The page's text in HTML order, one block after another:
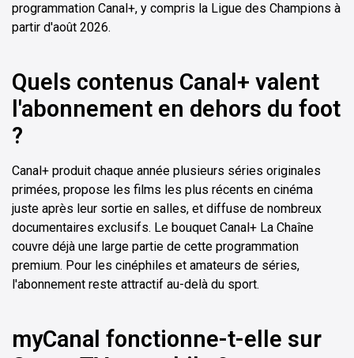
programmation Canal+, y compris la Ligue des Champions à
partir d'août 2026.
Quels contenus Canal+ valent
l'abonnement en dehors du foot
?
Canal+ produit chaque année plusieurs séries originales
primées, propose les films les plus récents en cinéma
juste après leur sortie en salles, et diffuse de nombreux
documentaires exclusifs. Le bouquet Canal+ La Chaîne
couvre déjà une large partie de cette programmation
premium. Pour les cinéphiles et amateurs de séries,
l'abonnement reste attractif au-delà du sport.
myCanal fonctionne-t-elle sur